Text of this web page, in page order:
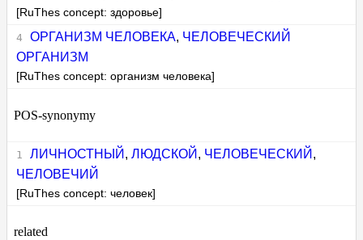
[RuThes concept: здоровье]
ОРГАНИЗМ ЧЕЛОВЕКА, ЧЕЛОВЕЧЕСКИЙ
ОРГАНИЗМ
[RuThes concept: организм человека]
POS-synonymy
ЛИЧНОСТНЫЙ , ЛЮДСКОЙ , ЧЕЛОВЕЧЕСКИЙ ,
ЧЕЛОВЕЧИЙ
[RuThes concept: человек]
related